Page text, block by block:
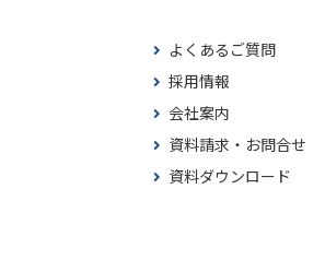
よくあるご質問
採用情報
会社案内
資料請求・お問合せ
資料ダウンロード